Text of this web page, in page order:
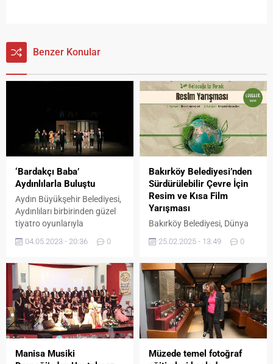
Benzer Konular
‘Bardakçı Baba’
Aydınlılarla Buluştu
Aydın Büyükşehir Belediyesi,
Aydınlıları birbirinden güzel
tiyatro oyunlarıyla
04.05.2023 - 20:36 0
Bakırköy Belediyesi’nden
Sürdürülebilir Çevre İçin
Resim ve Kısa Film
Yarışması
Bakırköy Belediyesi, Dünya
kapsamında ilçe genelindeki
öğrencilerine resim, lise ve
üniversite öğrencilerine kısa
film yarışması düzenliyor.
“Geleceğe İz Bırak” temalı
yarışmaların sonucunda
başarı elde eden öğrencilere
korumaya yönelik
25.02.2025 - 13:49 0
Manisa Musiki
Müzede temel fotoğraf